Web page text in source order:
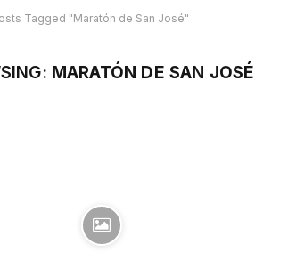
Tagged "Maratón de San José"
MARATÓN DE SAN JOSÉ